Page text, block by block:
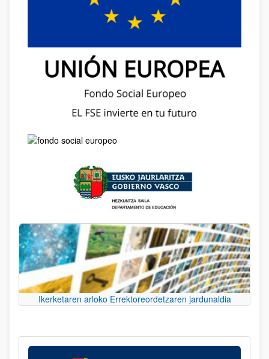
Ikerketaren arloko Errektoreordetzaren jardunaldia